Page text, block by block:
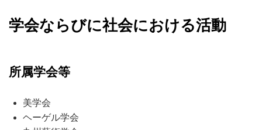
学会ならびに社会における活動
所属学会等
美学会
ヘーゲル学会